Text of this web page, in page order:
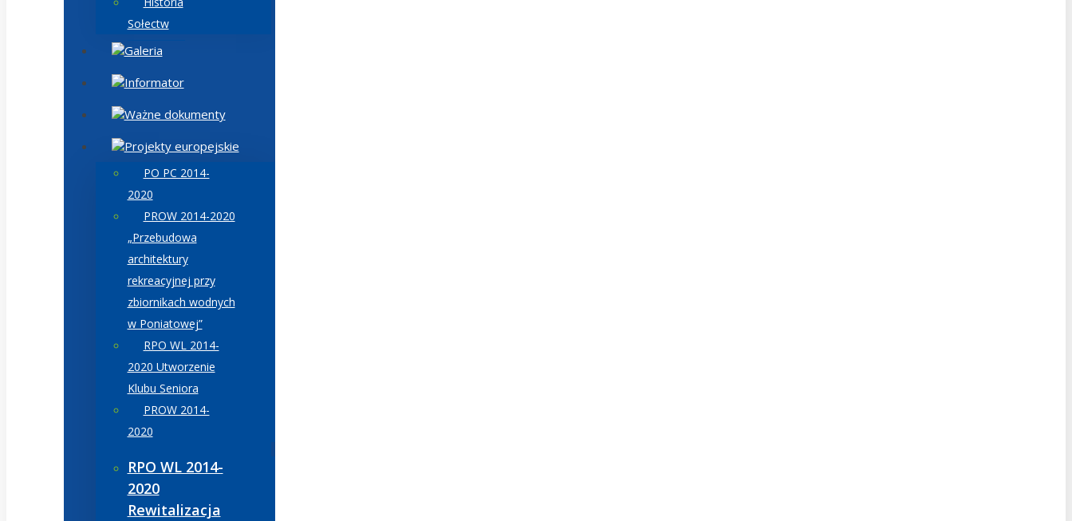
Sołectw
Galeria
Informator
Ważne dokumenty
Projekty europejskie
PO PC 2014-
2020
PROW 2014-2020
„Przebudowa
architektury
rekreacyjnej przy
zbiornikach wodnych
w Poniatowej”
RPO WL 2014-
2020 Utworzenie
Klubu Seniora
PROW 2014-
2020
RPO WL 2014-
2020
Rewitalizacja